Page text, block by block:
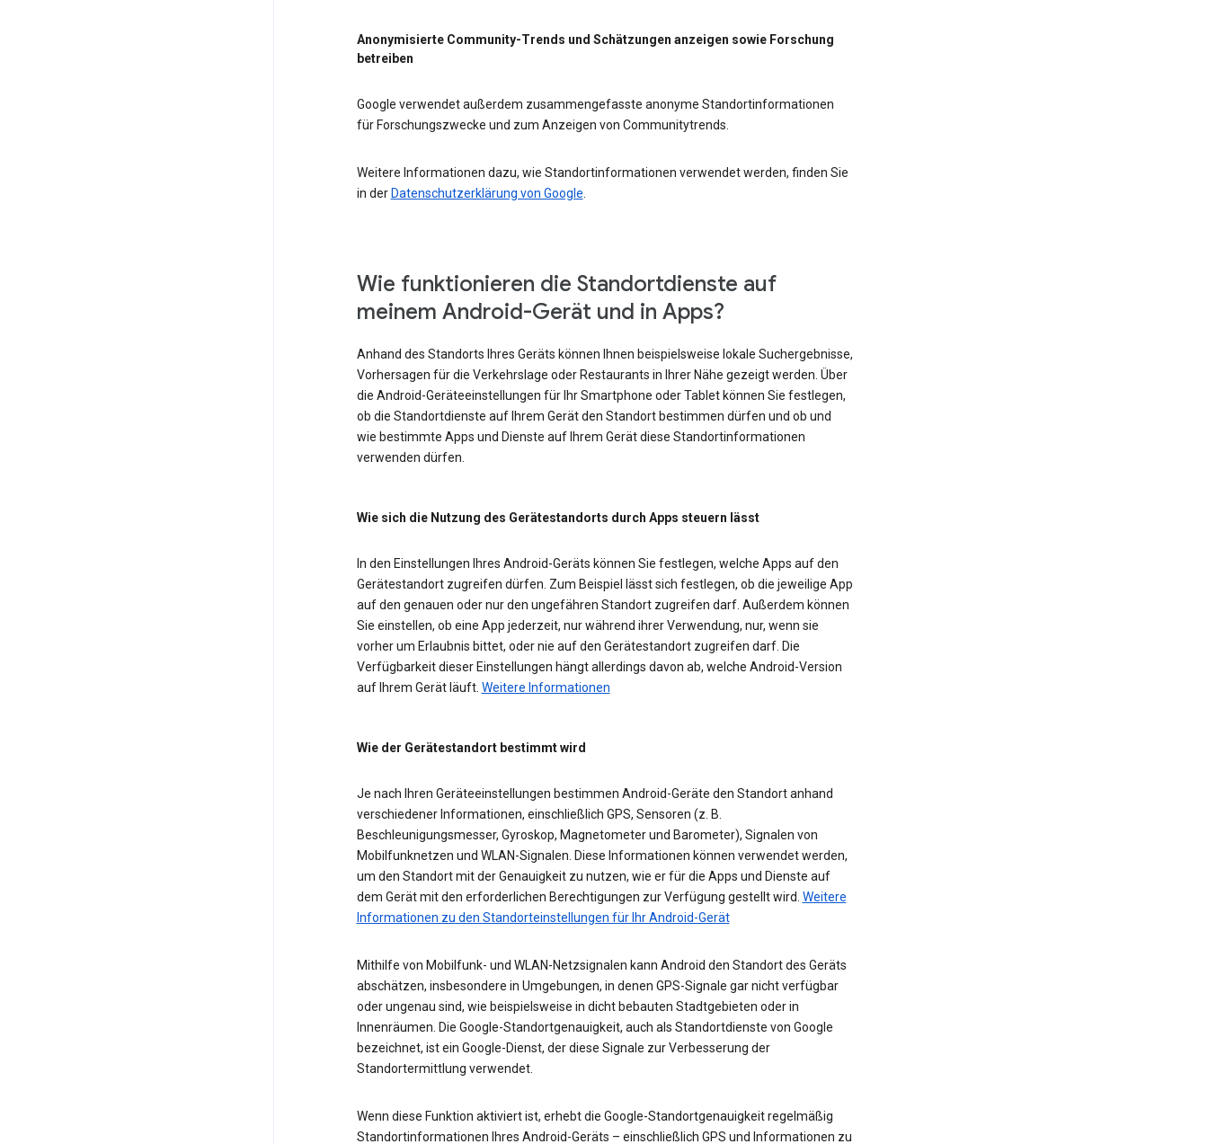
Anonymisierte Community-Trends und Schätzungen anzeigen sowie Forschung
betreiben
Google verwendet außerdem zusammengefasste anonyme Standortinformationen
für Forschungszwecke und zum Anzeigen von Communitytrends.
Weitere Informationen dazu, wie Standortinformationen verwendet werden, finden Sie
in der Datenschutzerklärung von Google
Wie funktionieren die Standortdienste auf
meinem Android-Gerät und in Apps?
Anhand des Standorts Ihres Geräts können Ihnen beispielsweise lokale Suchergebnisse,
Vorhersagen für die Verkehrslage oder Restaurants in Ihrer Nähe gezeigt werden. Über
die Android-Geräteeinstellungen für Ihr Smartphone oder Tablet können Sie festlegen,
ob die Standortdienste auf Ihrem Gerät den Standort bestimmen dürfen und ob und
wie bestimmte Apps und Dienste auf Ihrem Gerät diese Standortinformationen
verwenden dürfen.
Wie sich die Nutzung des Gerätestandorts durch Apps steuern lässt
In den Einstellungen Ihres Android-Geräts können Sie festlegen, welche Apps auf den
Gerätestandort zugreifen dürfen. Zum Beispiel lässt sich festlegen, ob die jeweilige App
auf den genauen oder nur den ungefähren Standort zugreifen darf. Außerdem können
Sie einstellen, ob eine App jederzeit, nur während ihrer Verwendung, nur, wenn sie
vorher um Erlaubnis bittet, oder nie auf den Gerätestandort zugreifen darf. Die
Verfügbarkeit dieser Einstellungen hängt allerdings davon ab, welche Android-Version
auf Ihrem Gerät läuft. Weitere Informationen
Wie der Gerätestandort bestimmt wird
Je nach Ihren Geräteeinstellungen bestimmen Android-Geräte den Standort anhand
verschiedener Informationen, einschließlich GPS, Sensoren (z. B.
Beschleunigungsmesser, Gyroskop, Magnetometer und Barometer), Signalen von
Mobilfunknetzen und WLAN-Signalen. Diese Informationen können verwendet werden,
um den Standort mit der Genauigkeit zu nutzen, wie er für die Apps und Dienste auf
dem Gerät mit den erforderlichen Berechtigungen zur Verfügung gestellt wird. Weitere
Informationen zu den Standorteinstellungen für Ihr Android-Gerät
Mithilfe von Mobilfunk- und WLAN-Netzsignalen kann Android den Standort des Geräts
abschätzen, insbesondere in Umgebungen, in denen GPS-Signale gar nicht verfügbar
oder ungenau sind, wie beispielsweise in dicht bebauten Stadtgebieten oder in
Innenräumen. Die Google-Standortgenauigkeit, auch als Standortdienste von Google
bezeichnet, ist ein Google-Dienst, der diese Signale zur Verbesserung der
Standortermittlung verwendet.
Wenn diese Funktion aktiviert ist, erhebt die Google-Standortgenauigkeit regelmäßig
Standortinformationen Ihres Android-Geräts – einschließlich GPS und Informationen zu